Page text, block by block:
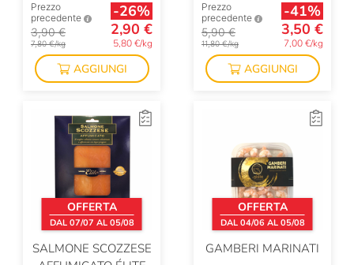
Prezzo
precedente
3,90 €
7,80 €/kg
-26%
2,90 €
5,80 €/kg
AGGIUNGI
Prezzo
precedente
5,90 €
11,80 €/kg
-41%
3,50 €
7,00 €/kg
AGGIUNGI
OFFERTA
DAL 07/07 AL 05/08
SALMONE SCOZZESE
OFFERTA
DAL 04/06 AL 05/08
GAMBERI MARINATI